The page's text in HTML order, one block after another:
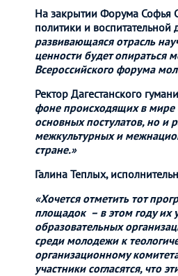
На закрытии Форума Софья
политики и
развивающаяся отрасль
ценности будет опираться
Всероссийского форума
Ректор Дагестанского
фоне происходящих в мире
основных постулатов, но и
межкультурных и
стране.»
Галина Теплых,
«Хочется отметить тот
площадок – в этом году их
образовательных
среди молодежи к
организационному
участники согласятся, что